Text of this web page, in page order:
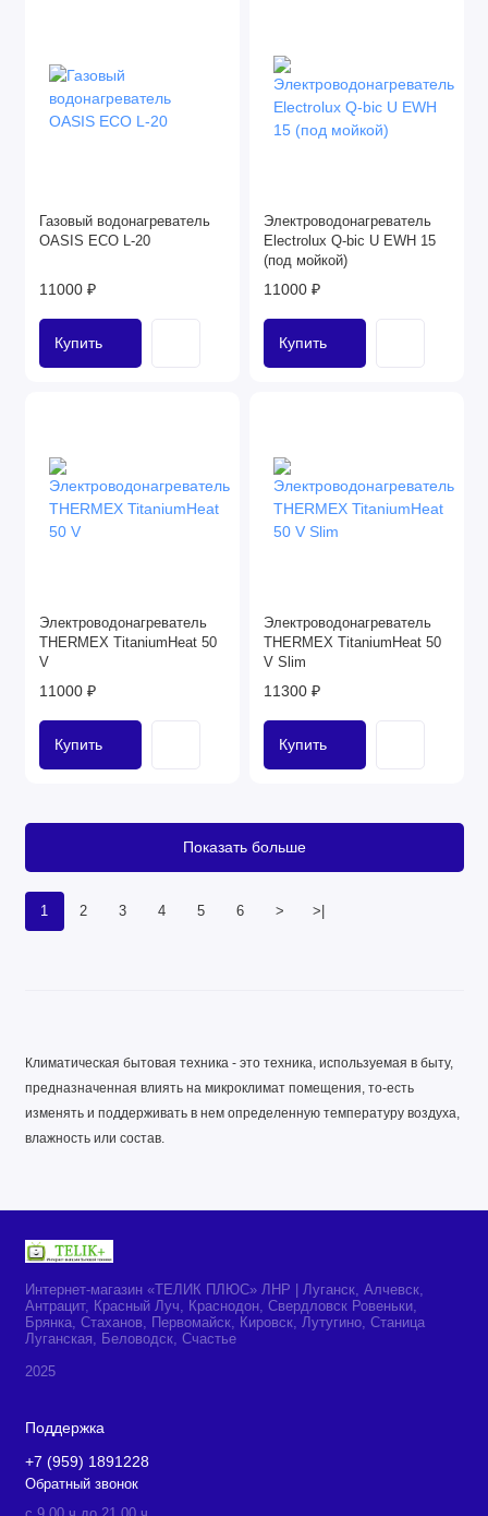
Газовый водонагреватель
OASIS ECO L-20
11000 ₽
Купить
Электроводонагреватель
Electrolux Q-bic U EWH 15
(под мойкой)
11000 ₽
Купить
Электроводонагреватель
THERMEX TitaniumHeat 50
V
11000 ₽
Купить
Электроводонагреватель
THERMEX TitaniumHeat 50
V Slim
11300 ₽
Купить
1 2 3 4 5 6 > >|
Показать больше
Климатическая бытовая техника - это техника, используемая в быту,
предназначенная влиять на микроклимат помещения, то-есть
изменять и поддерживать в нем определенную температуру воздуха,
влажность или состав.
Интернет-магазин «ТЕЛИК ПЛЮС» ЛНР | Луганск, Алчевск,
Антрацит, Красный Луч, Краснодон, Свердловск Ровеньки,
Брянка, Стаханов, Первомайск, Кировск, Лутугино, Станица
Луганская, Беловодск, Счастье
2025
Поддержка
+7 (959) 1891228
Обратный звонок